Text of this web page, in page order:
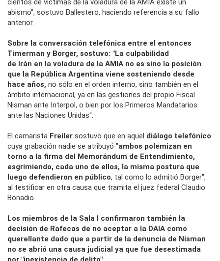
abismo", sostuvo Ballestero, haciendo referencia a su fallo
anterior.
Sobre la conversación telefónica entre el entonces
Timerman y Borger, sostuvo: "La culpabilidad
de Irán en la voladura de la AMIA no es sino la posición
que la República Argentina viene sosteniendo desde
hace años, no sólo en el orden interno, sino también en el
ámbito internacional, ya en las gestiones del propio Fiscal
Nisman ante Interpol, o bien por los Primeros Mandatarios
ante las Naciones Unidas".
El camarista Freiler sostuvo que en aquel diálogo telefónico
cuya grabación nadie se atribuyó "ambos polemizan en
torno a la firma del Memorándum de Entendimiento,
esgrimiendo, cada uno de ellos, la misma postura que
luego defendieron en público, tal como lo admitió Borger",
al testificar en otra causa que tramita el juez federal Claudio
Bonadio.
Los miembros de la Sala I confirmaron también la
decisión de Rafecas de no aceptar a la DAIA como
querellante dado que a partir de la denuncia de Nisman
no se abrió una causa judicial ya que fue desestimada